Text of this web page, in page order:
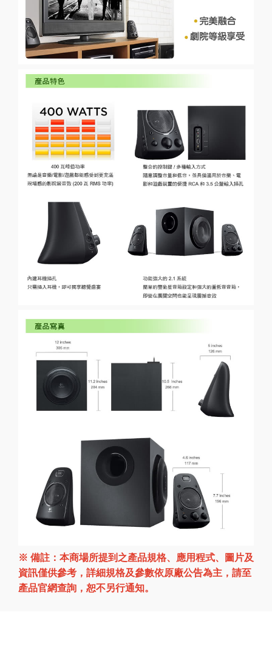
※ 備註：本商場所提到之產品規格、應用程式、圖片及
資訊僅供參考，詳細規格及參數依原廠公告為主，請至
產品官網查詢，恕不另行通知。